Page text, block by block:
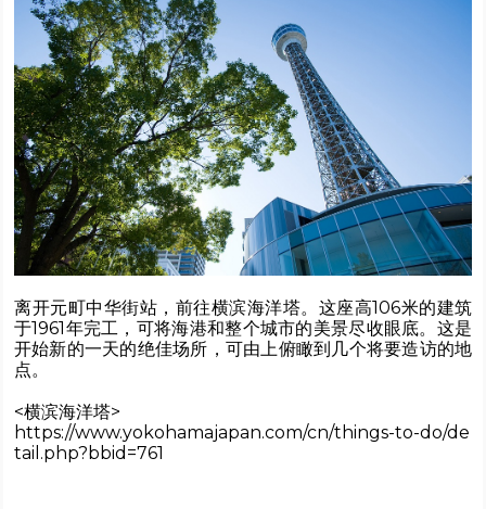
离开元町中华街站，前往横滨海洋塔。这座高106米的建筑
于1961年完工，可将海港和整个城市的美景尽收眼底。这是
开始新的一天的绝佳场所，可由上俯瞰到几个将要造访的地
点。
<横滨海洋塔>
https://www.yokohamajapan.com/cn/things-to-do/de
tail.php?bbid=761